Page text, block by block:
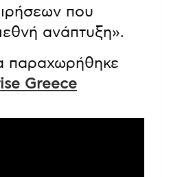
που
ανάπτυξη».
παραχωρήθηκε
Greece